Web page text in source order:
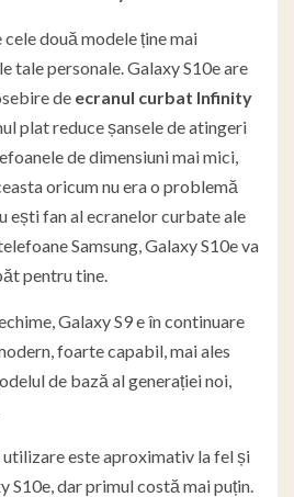
două modele ține mai
tale personale. Galaxy S10e are
de ecranul curbat Infinity
plat reduce șansele de atingeri
de dimensiuni mai mici,
oricum nu era o problemă
ești fan al ecranelor curbate ale
Samsung, Galaxy S10e va
pentru tine.
Galaxy S9 e în continuare
foarte capabil, mai ales
de bază al generației noi,
utilizare este aproximativ la fel și
S10e, dar primul costă mai puțin.